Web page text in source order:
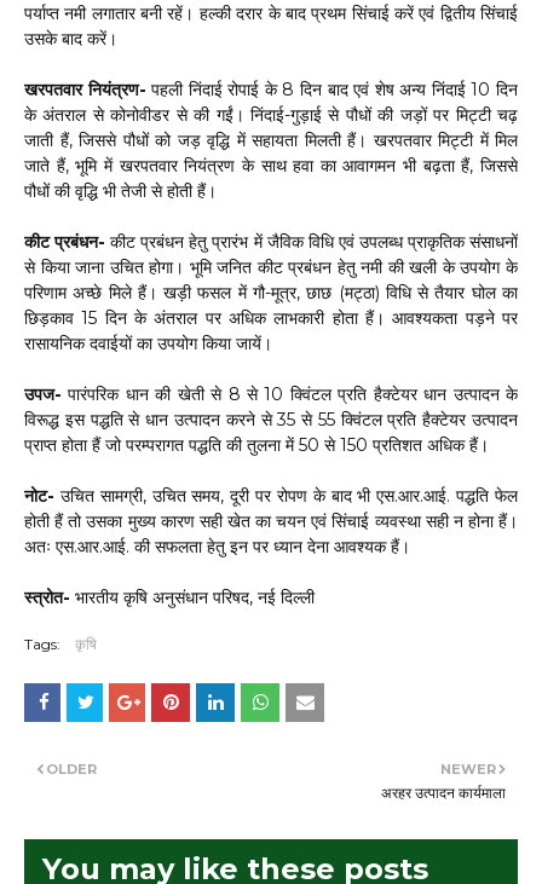
पर्याप्त नमी लगातार बनी रहें। हल्की दरार के बाद प्रथम सिंचाई करें एवं द्वितीय सिंचाई
उसके बाद करें।
खरपतवार नियंत्रण- पहली निंदाई रोपाई के 8 दिन बाद एवं शेष अन्य निंदाई 10 दिन
के अंतराल से कोनोवीडर से की गईं। निंदाई-गुड़ाई से पौधों की जड़ों पर मिट्टी चढ़
जाती हैं, जिससे पौधों को जड़ वृद्धि में सहायता मिलती हैं। खरपतवार मिट्टी में मिल
जाते हैं, भूमि में खरपतवार नियंत्रण के साथ हवा का आवागमन भी बढ़ता हैं, जिससे
पौधों की वृद्धि भी तेजी से होती हैं।
कीट प्रबंधन-कीट प्रबंधन हेतु प्रारंभ में जैविक विधि एवं उपलब्ध प्राकृतिक संसाधनों
से किया जाना उचित होगा। भूमि जनित कीट प्रबंधन हेतु नमी की खली के उपयोग के
परिणाम अच्छे मिले हैं। खड़ी फसल में गौ-मूत्र, छाछ (मट्ठा) विधि से तैयार घोल का
छिड़काव 15 दिन के अंतराल पर अधिक लाभकारी होता हैं। आवश्यकता पड़ने पर
रासायनिक दवाईयों का उपयोग किया जायें।
उपज-पारंपरिक धान की खेती से 8 से 10 क्विंटल प्रति हैक्टेयर धान उत्पादन के
विरूद्ध इस पद्धति से धान उत्पादन करने से 35 से 55 क्विंटल प्रति हैक्टेयर उत्पादन
प्राप्त होता हैं जो परम्परागत पद्धति की तुलना में 50 से 150 प्रतिशत अधिक हैं।
नोट- उचित सामग्री, उचित समय, दूरी पर रोपण के बाद भी एस.आर.आई. पद्धति फेल
होती हैं तो उसका मुख्य कारण सही खेत का चयन एवं सिंचाई व्यवस्था सही न होना हैं।
अतः एस.आर.आई. की सफलता हेतु इन पर ध्यान देना आवश्यक हैं।
स्त्रोत- भारतीय कृषि अनुसंधान परिषद, नई दिल्ली
Tags: कृषि
NEWER
अरहर उत्पादन कार्यमाला
OLDER
You may like these posts